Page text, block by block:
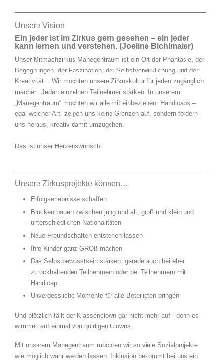
Unsere Vision
Ein jeder ist im Zirkus gern gesehen – ein jeder
kann lernen und verstehen. (Joeline Bichlmaier)
Unser Mitmachzirkus Manegentraum ist ein Ort der Phantasie, der
Begegnungen, der Faszination, der Selbstverwirklichung und der
Kreativität... Wir möchten unsere Zirkuskultur für jeden zugänglich
machen. Jeden einzelnen Teilnehmer stärken. In unserem
„Manegentraum“ möchten wir alle mit einbeziehen. Handicaps –
egal welcher Art- zeigen uns keine Grenzen auf, sondern fordern
uns heraus, kreativ damit umzugehen.
Das ist unser Herzenswunsch.
Unsere Zirkusprojekte können…
Erfolgserlebnisse schaffen
Brücken bauen zwischen jung und alt, groß und klein und
unterschiedlichen Nationalitäten
Neue Freundschaften entstehen lassen
Ihre Kinder ganz GROß machen
Das Selbstbewusstsein stärken, gerade auch bei eher
zurückhaltenden Teilnehmern oder bei Teilnehmern mit
Handicap
Unvergessliche Momente für alle Beteiligten bringen
Und plötzlich fällt der Klassenclown gar nicht mehr auf - denn es
wimmelt auf einmal von quirligen Clowns.
Mit unserem Manegentraum möchten wir so viele Sozialprojekte
wie möglich wahr werden lassen. Inklusion bekommt bei uns ein